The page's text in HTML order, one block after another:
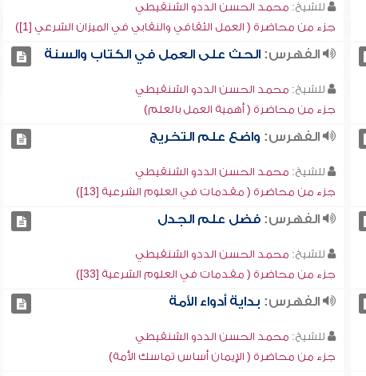
للشيخ: محمد الحسن الددو الشنقيطي
جزء من محاضرة ( العمل الثقافي والنقابي في الميزان الشرعي [1])
الفهرس: الحث على العمل في الكتاب والسنة
للشيخ: محمد الحسن الددو الشنقيطي
جزء من محاضرة ( أهمية العمل بالعلم)
الفهرس: واضع علم التخريج
للشيخ: محمد الحسن الددو الشنقيطي
جزء من محاضرة ( مقدمات في العلوم الشرعية [13])
الفهرس: فضل علم الجدل
للشيخ: محمد الحسن الددو الشنقيطي
جزء من محاضرة ( مقدمات في العلوم الشرعية [33])
الفهرس: بداية أدواء الأمة
للشيخ: محمد الحسن الددو الشنقيطي
جزء من محاضرة ( الإيمان أساس تماسك الأمة)